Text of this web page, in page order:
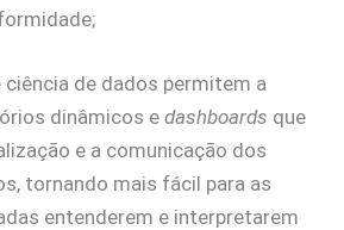
ciência de dados permitem a
dinâmicos e dashboards que
e a comunicação dos
tornando mais fácil para as
entenderem e interpretarem